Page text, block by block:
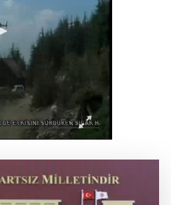
avın failleri tespit edildi! 5
uygulandı
hırslı başladı
Kent Lokantası ve